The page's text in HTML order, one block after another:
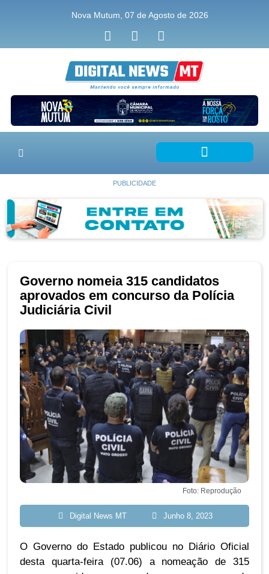
Nova Mutum, 07 de Agosto de 2026
PUBLICIDADE
Governo nomeia 315 candidatos
aprovados em concurso da Polícia
Judiciária Civil
Foto: Reprodução
Digital News MT Junho 8, 2023
O Governo do Estado publicou no Diário Oficial
desta quarta-feira (07.06) a nomeação de 315